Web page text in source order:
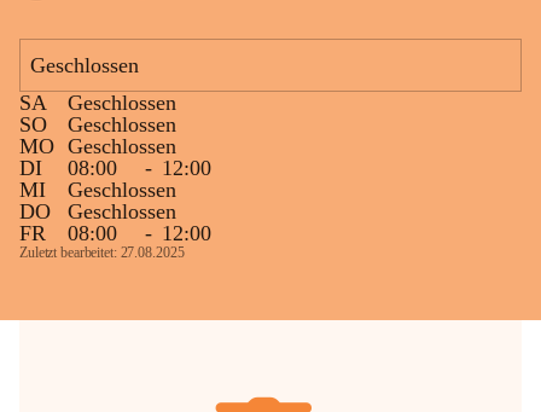
sein.
Die OMV Austria ist bemüht, für die
Bevölkerung ungewohnte, jedoch
technisch notwendige Betriebszustände so
kurz wie möglich zu halten.
Wir bitten daher die umliegende
Bevölkerung um Verständnis.
Geschlossen
SA
Geschlossen
SO
Geschlossen
MO Geschlossen
DI
08:00 - 12:00
MI
Geschlossen
DO
Geschlossen
FR
08:00 - 12:00
Zuletzt bearbeitet: 27.08.2025